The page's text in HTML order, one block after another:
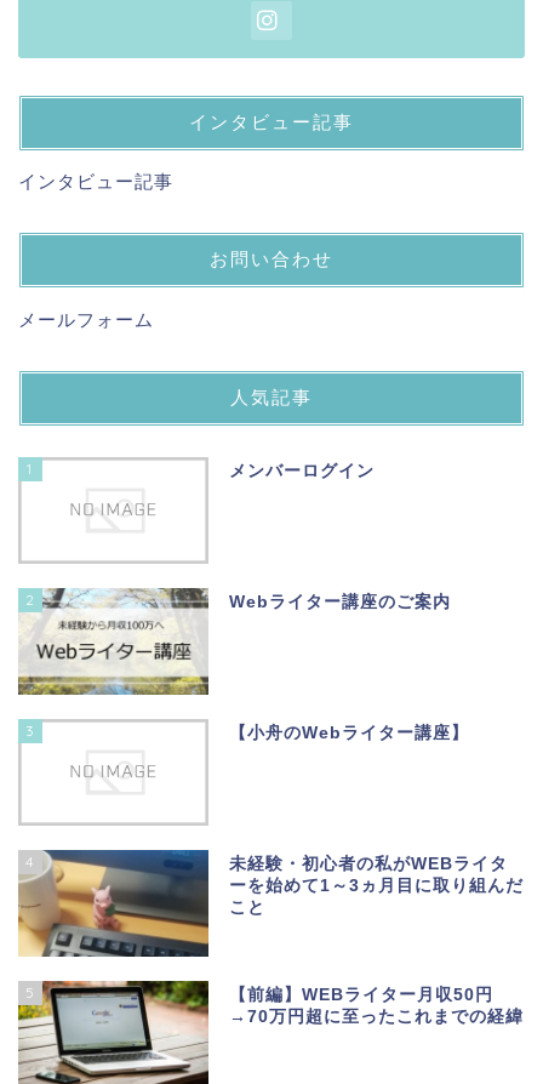
インタビュー記事
インタビュー記事
お問い合わせ
メールフォーム
人気記事
1 メンバーログイン
2 Webライター講座のご案内
3 【小舟のWebライター講座】
4
未経験・初心者の私がWEBライタ
ーを始めて1～3ヵ月目に取り組んだ
こと
5
【前編】WEBライター月収50円
→70万円超に至ったこれまでの経緯